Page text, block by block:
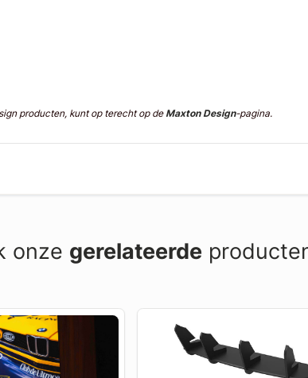
producten, kunt op terecht op deMaxton Design-pagina.
onze gerelateerde